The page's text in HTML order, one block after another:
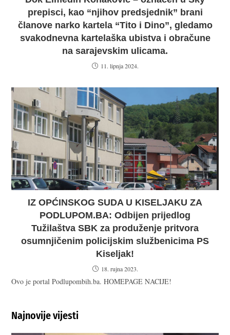
prepisci, kao “njihov predsjednik” brani
članove narko kartela “Tito i Dino”, gledamo
svakodnevna kartelaška ubistva i obračune
na sarajevskim ulicama.
11. lipnja 2024.
IZ OPĆINSKOG SUDA U KISELJAKU ZA
PODLUPOM.BA: Odbijen prijedlog
Tužilaštva SBK za produženje pritvora
osumnjičenim policijskim službenicima PS
Kiseljak!
18. rujna 2023.
Ovo je portal Podlupombih.ba. HOMEPAGE NACIJE!
Najnovije vijesti